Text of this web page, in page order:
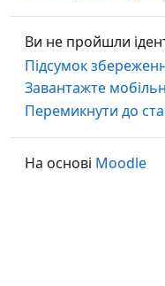
Ви не пройшли
Підсумок
Завантажте
Перемикнути до
На основі Moodle